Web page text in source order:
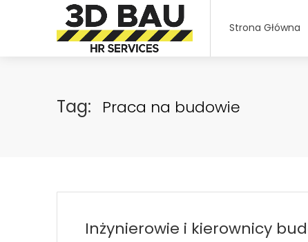
Strona Główna
Tag: Praca na budowie
Inżynierowie i kierownicy